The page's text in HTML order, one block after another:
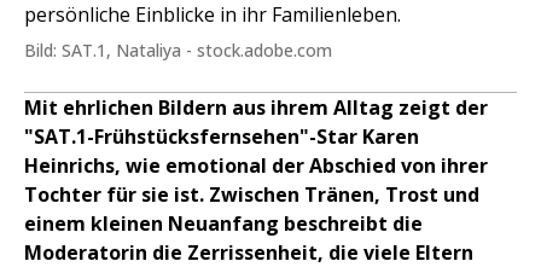
persönliche Einblicke in ihr Familienleben.
Bild: SAT.1, Nataliya - stock.adobe.com
Mit ehrlichen Bildern aus ihrem Alltag zeigt der
"SAT.1-Frühstücksfernsehen"-Star Karen
Heinrichs, wie emotional der Abschied von ihrer
Tochter für sie ist. Zwischen Tränen, Trost und
einem kleinen Neuanfang beschreibt die
Moderatorin die Zerrissenheit, die viele Eltern